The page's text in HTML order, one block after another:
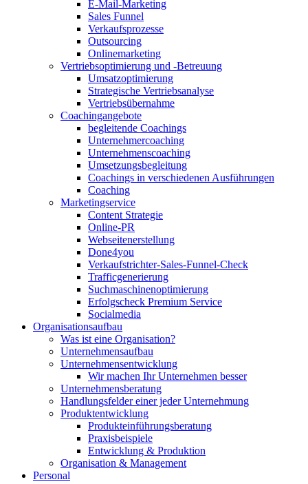
E-Mail-Marketing
Sales Funnel
Verkaufsprozesse
Outsourcing
Onlinemarketing
Vertriebsoptimierung und -Betreuung
Umsatzoptimierung
Strategische Vertriebsanalyse
Vertriebsübernahme
Coachingangebote
begleitende Coachings
Unternehmercoaching
Unternehmenscoaching
Umsetzungsbegleitung
Coachings in verschiedenen Ausführungen
Coaching
Marketingservice
Content Strategie
Online-PR
Webseitenerstellung
Done4you
Verkaufstrichter-Sales-Funnel-Check
Trafficgenerierung
Suchmaschinenoptimierung
Erfolgscheck Premium Service
Socialmedia
Organisationsaufbau
Was ist eine Organisation?
Unternehmensaufbau
Unternehmensentwicklung
Wir machen Ihr Unternehmen besser
Unternehmensberatung
Handlungsfelder einer jeder Unternehmung
Produktentwicklung
Produkteinführungsberatung
Praxisbeispiele
Entwicklung & Produktion
Organisation & Management
Personal